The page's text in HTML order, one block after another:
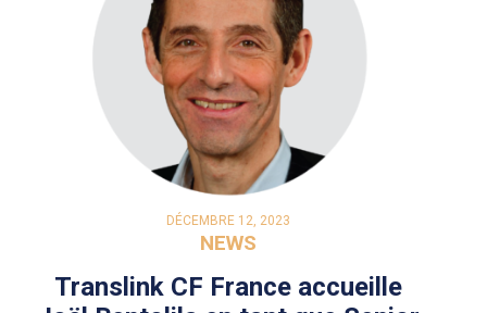
DÉCEMBRE 12, 2023
NEWS
Translink CF France accueille